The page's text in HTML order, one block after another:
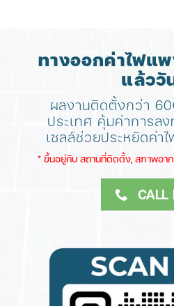
ทางออกค่าไฟแ
แล้ววั
ผลงานติดตั้งกว่า
ประเทศ คุ้มค่าการล
เซลล์ช่วยประหยัดค่า
​* ขึ้นอยู่กับ สถานที่ติดตั้ง, สภาพอา
CALL